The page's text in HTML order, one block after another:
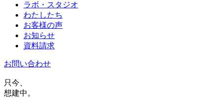
ラボ・スタジオ
わたしたち
お客様の声
お知らせ
資料請求
お問い合わせ
只今、
想建中。